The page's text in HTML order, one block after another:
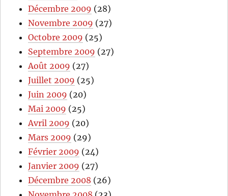
Décembre 2009 (28)
Novembre 2009 (27)
Octobre 2009 (25)
Septembre 2009 (27)
Août 2009 (27)
Juillet 2009 (25)
Juin 2009 (20)
Mai 2009 (25)
Avril 2009 (20)
Mars 2009 (29)
Février 2009 (24)
Janvier 2009 (27)
Décembre 2008 (26)